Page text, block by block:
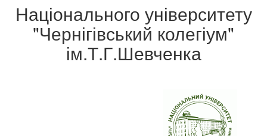
Національного університету
"Чернігівський колегіум"
ім.Т.Г.Шевченка